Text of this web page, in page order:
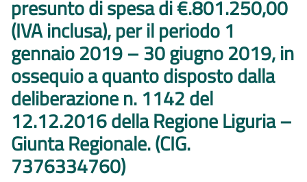
presunto di spesa di €.801.250,00
(IVA inclusa), per il periodo 1
gennaio 2019 – 30 giugno 2019, in
ossequio a quanto disposto dalla
deliberazione n. 1142 del
12.12.2016 della Regione Liguria –
Giunta Regionale. (CIG.
7376334760)